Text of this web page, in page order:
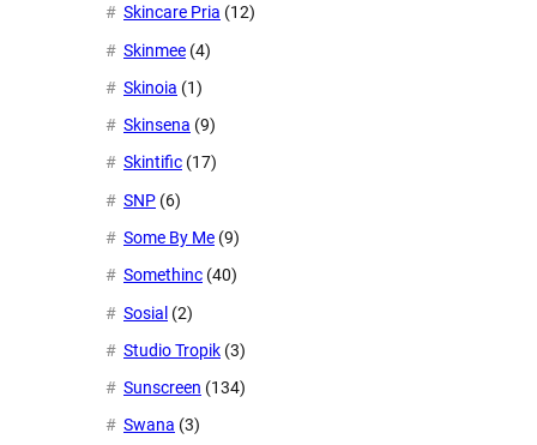
Skincare Pria (12)
Skinmee (4)
Skinoia (1)
Skinsena (9)
Skintific (17)
SNP (6)
Some By Me (9)
Somethinc (40)
Sosial (2)
Studio Tropik (3)
Sunscreen (134)
Swana (3)